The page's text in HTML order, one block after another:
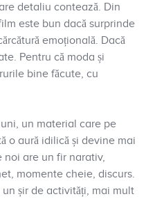
detaliu contează. Din
este bun dacă surprinde
emoțională. Dacă
Pentru că moda și
bine făcute, cu
un material care pe
o aură idilică și devine mai
noi are un fir narativ,
momente cheie, discurs.
șir de activități, mai mult